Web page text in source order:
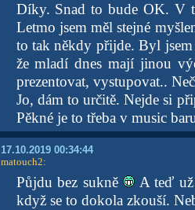
Díky. Snad to bude OK. V
Letmo jsem měl stejné
to tak někdy přijde. Byl jsem
že mladí dnes mají jinou
prezentovat, vystupovat..
Jo, dám to určitě. Nejde si
Pěkné je to třeba v music
17.10.2019 00:34:44
matouch2:
Půjdu bez sukně
A teď už
když se to dokola zkouší.